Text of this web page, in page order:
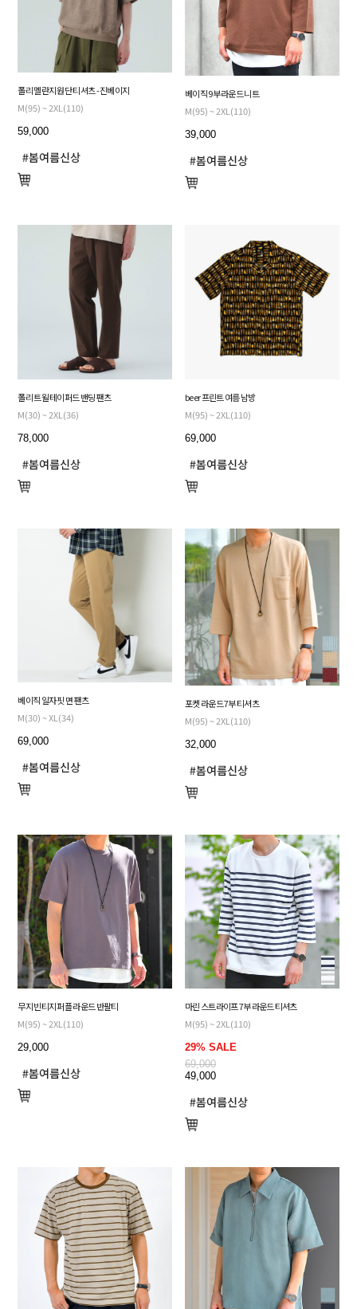
폴리 멜란지 원단 티셔츠 - 진베이지
M(95) ~ 2XL(110)
59,000
베이직 9부 라운드 니트
M(95) ~ 2XL(110)
39,000
폴리 트윌 테이퍼드 밴딩 팬츠
M(30) ~ 2XL(36)
78,000
beer 프린트 여름 남방
M(95) ~ 2XL(110)
69,000
베이직 일자 핏 면 팬츠
M(30) ~ XL(34)
69,000
포켓 라운드 7부 티셔츠
M(95) ~ 2XL(110)
32,000
무지 빈티지 퍼플 라운드 반팔티
M(95) ~ 2XL(110)
29,000
마린 스트라이프 7부 라운드 티셔츠
M(95) ~ 2XL(110)
29% SALE
69,000
49,000